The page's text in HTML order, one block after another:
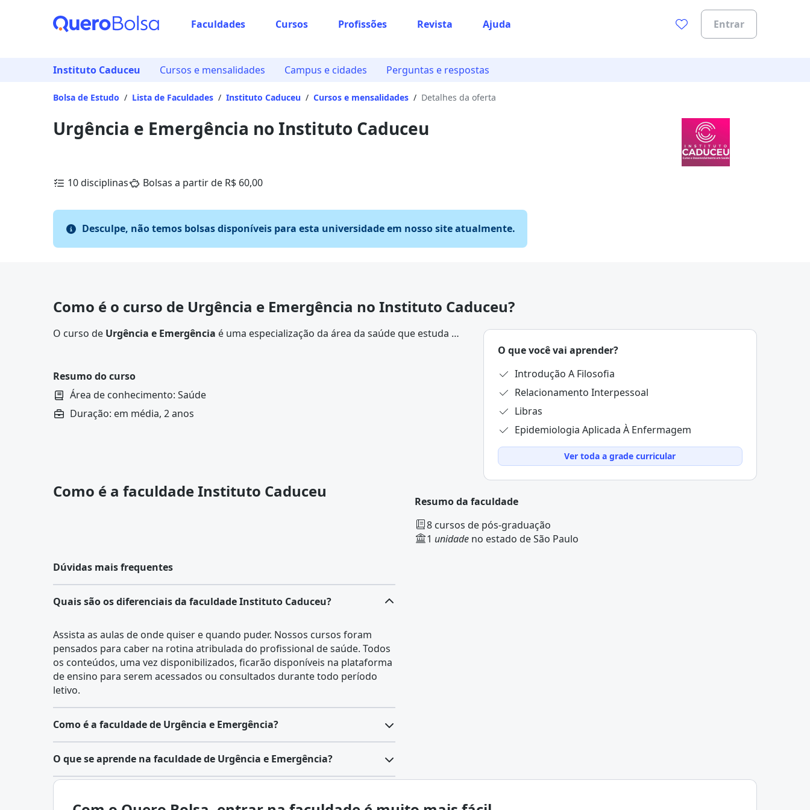
Faculdades Cursos Profissões Revista Ajuda Entrar
Instituto Caduceu Cursos e mensalidades Campus e cidades Perguntas e respostas
Bolsa de Estudo / Lista de Faculdades / Instituto Caduceu / Cursos e mensalidades / Detalhes da oferta
Urgência e Emergência no Instituto Caduceu
10 disciplinas Bolsas a partir de R$ 60,00
Desculpe, não temos bolsas disponíveis para esta universidade em nosso site atualmente.
Como é o curso de Urgência e Emergência no Instituto Caduceu?
O curso de Urgência e Emergência é uma especialização da área da saúde que estuda as
emergencial em ambientes como unidades de terapia intensiva e serviços de
atendimento móvel.
Resumo do curso
Área de conhecimento: Saúde
Duração: em média, 2 anos
O que você vai aprender?
Introdução A Filosofia
Relacionamento Interpessoal
Libras
Epidemiologia Aplicada À Enfermagem
Ver toda a grade curricular
Como é a faculdade Instituto Caduceu
Resumo da faculdade
8 cursos de pós-graduação
1 unidade no estado de São Paulo
Dúvidas mais frequentes
Quais são os diferenciais da faculdade Instituto Caduceu?
Assista as aulas de onde quiser e quando puder. Nossos cursos foram
pensados para caber na rotina atribulada do profissional de saúde. Todos
os conteúdos, uma vez disponibilizados, ficarão disponíveis na plataforma
de ensino para serem acessados ou consultados durante todo período
letivo.
Como é a faculdade de Urgência e Emergência?
O curso de Urgência e Emergência valoriza o dinamismo e aspectos
estudos de caso e treinamentos práticos intensivos.
O que se aprende na faculdade de Urgência e Emergência?
que estuda as técnicas de atendimento em situações críticas. O programa